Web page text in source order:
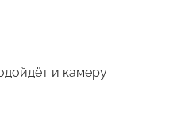
и камеру